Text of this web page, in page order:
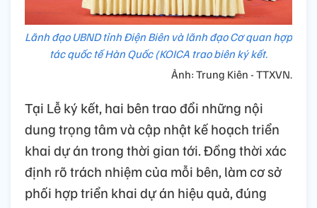
Lãnh đạo UBND tỉnh Điện Biên và lãnh đạo Cơ quan hợp
tác quốc tế Hàn Quốc (KOICA trao biên ký kết.
Ảnh: Trung Kiên - TTXVN.
Tại Lễ ký kết, hai bên trao đổi những nội
dung trọng tâm và cập nhật kế hoạch triển
khai dự án trong thời gian tới. Đồng thời xác
định rõ trách nhiệm của mỗi bên, làm cơ sở
phối hợp triển khai dự án hiệu quả, đúng